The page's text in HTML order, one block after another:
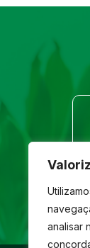
analisar